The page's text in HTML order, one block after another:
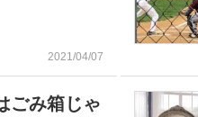
2021/04/07
ごみ箱じゃ